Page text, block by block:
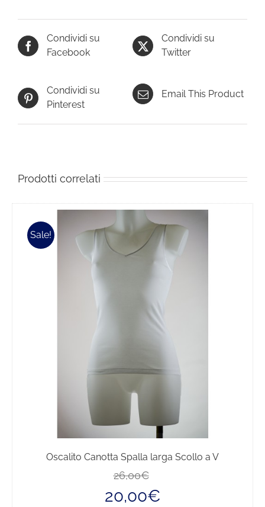
Condividi su
Facebook
Condividi su
Twitter
Condividi su
Pinterest
Email This Product
Prodotti correlati
Sale!
Oscalito Canotta Spalla larga Scollo a V
26,00€
20,00€